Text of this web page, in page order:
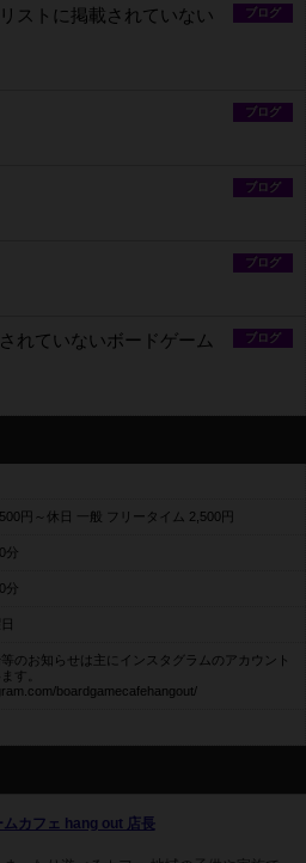
ブログ
ストに掲載されていない
ブログ
ブログ
ブログ
ブログ
れていないボードゲーム
円～休日 一般 フリータイム 2,500円
分
分
のお知らせは主にインスタグラムのアカウント
す。
boardgamecafehangout/
ムカフェ hang out 店長